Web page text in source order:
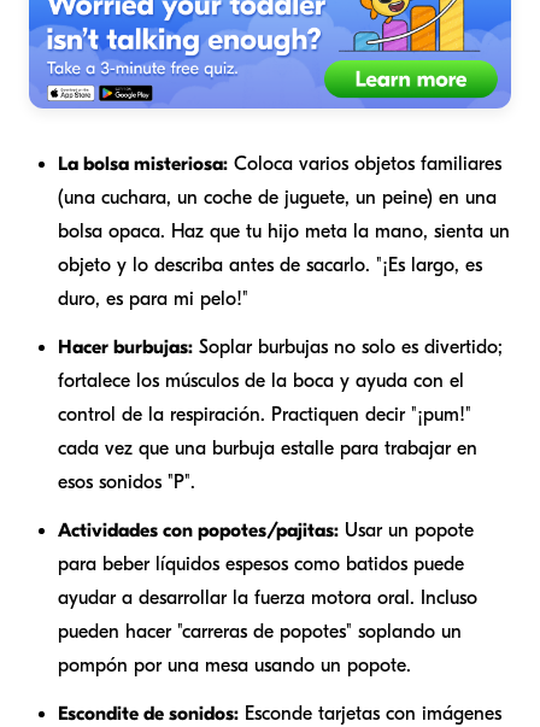
La bolsa misteriosa: Coloca varios objetos familiares
(una cuchara, un coche de juguete, un peine) en una
bolsa opaca. Haz que tu hijo meta la mano, sienta un
objeto y lo describa antes de sacarlo. "¡Es largo, es
duro, es para mi pelo!"
Hacer burbujas: Soplar burbujas no solo es divertido;
fortalece los músculos de la boca y ayuda con el
control de la respiración. Practiquen decir "¡pum!"
cada vez que una burbuja estalle para trabajar en
esos sonidos "P".
Actividades con popotes/pajitas: Usar un popote
para beber líquidos espesos como batidos puede
ayudar a desarrollar la fuerza motora oral. Incluso
pueden hacer "carreras de popotes" soplando un
pompón por una mesa usando un popote.
Escondite de sonidos: Esconde tarjetas con imágenes